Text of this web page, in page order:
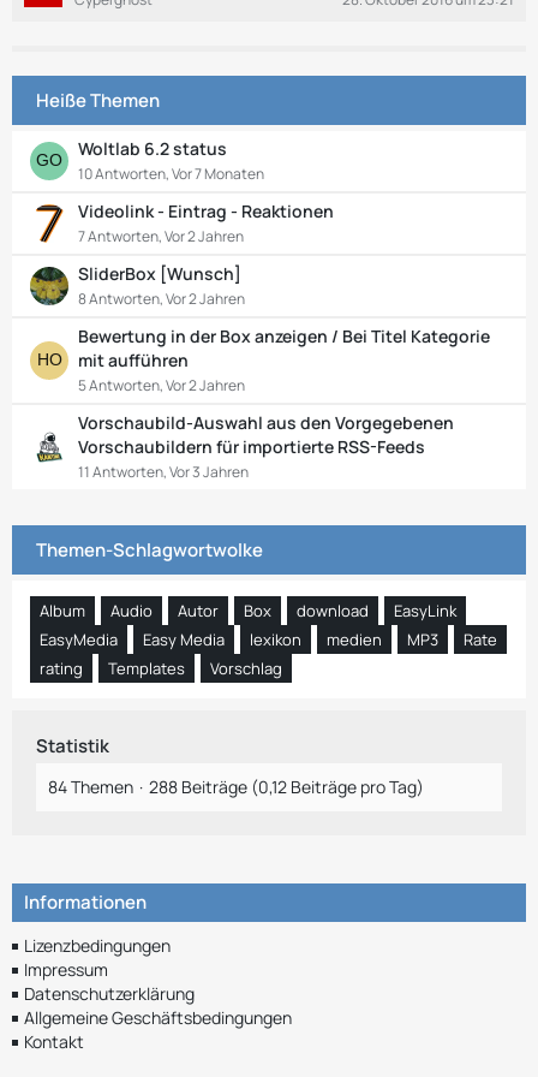
e
Heiße Themen
Woltlab 6.2 status
10 Antworten, Vor 7 Monaten
Videolink - Eintrag - Reaktionen
7 Antworten, Vor 2 Jahren
SliderBox [Wunsch]
8 Antworten, Vor 2 Jahren
Bewertung in der Box anzeigen / Bei Titel Kategorie
mit aufführen
5 Antworten, Vor 2 Jahren
Vorschaubild-Auswahl aus den Vorgegebenen
Vorschaubildern für importierte RSS-Feeds
11 Antworten, Vor 3 Jahren
Themen-Schlagwortwolke
Album Audio Autor Box download
EasyLink
EasyMedia
Easy Media lexikon medien MP3
Rate
rating
Templates Vorschlag
Statistik
84 Themen 288 Beiträge (0,12 Beiträge pro Tag)
Informationen
Lizenzbedingungen
Impressum
Datenschutzerklärung
Allgemeine Geschäftsbedingungen
Kontakt